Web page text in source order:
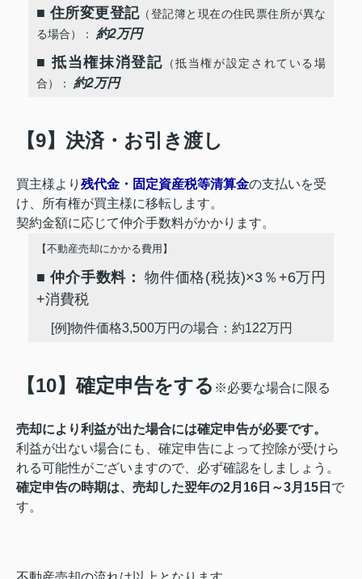
■住所変更登記（登記簿と現在の住民票住所が異な
る場合）：
約2万円
■抵当権抹消登記 （抵当権が設定されている場
合）：
約2万円
【9】決済・お引き渡し
買主様より 残代金・固定資産税等清算金の支払いを受
け、所有権が買主様に移転します。
契約金額に応じて仲介手数料がかかります。
【不動産売却にかかる費用】
■仲介手数料：
物件価格(税抜)×3％+6万円
+消費税
[例]物件価格3,500万円の場合：約122万円
【10】確定申告をする ※必要な場合に限る
売却により利益が出た場合には確定申告が必要です。
利益が出ない場合にも、確定申告によって控除が受けら
れる可能性がございますので、必ず確認をしましょう。
確定申告の時期は、売却した翌年の2月16日～3月15日 で
す。